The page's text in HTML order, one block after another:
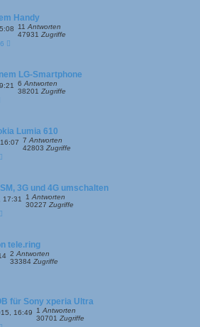
Handy
11 Antworten
47931 Zugriffe
LG-Smartphone
6 Antworten
38201 Zugriffe
Lumia 610
7 Antworten
42803 Zugriffe
3G und 4G umschalten
17:31 1 Antworten
30227 Zugriffe
tele.ring
2 Antworten
33384 Zugriffe
für Sony xperia Ultra
16:49 1 Antworten
30701 Zugriffe